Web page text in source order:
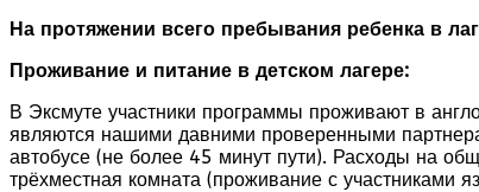
На протяжении всего пребывания ребенка в
Проживание и питание в детском лагере:
В Эксмуте участники программы проживают в
являются нашими давними проверенными
автобусе (не более 45 минут пути). Расходы на
трёхместная комната (проживание с участниками